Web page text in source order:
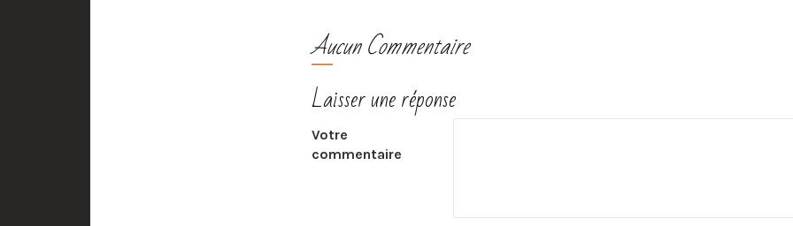
Aucun Commentaire
Laisser une réponse
Votre
commentaire